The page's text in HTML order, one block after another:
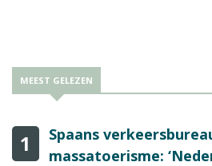
MEEST GELEZEN
1
Spaans
massatoerisme: